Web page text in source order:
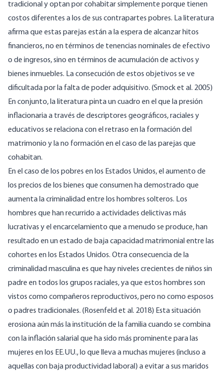
tradicional y optan por cohabitar simplemente porque tienen
costos diferentes a los de sus contrapartes pobres. La literatura
afirma que estas parejas están a la espera de alcanzar hitos
financieros, no en términos de tenencias nominales de efectivo
o de ingresos, sino en términos de acumulación de activos y
bienes inmuebles. La consecución de estos objetivos se ve
dificultada por la falta de poder adquisitivo. (Smock et al. 2005)
En conjunto, la literatura pinta un cuadro en el que la presión
inflacionaria a través de descriptores geográficos, raciales y
educativos se relaciona con el retraso en la formación del
matrimonio y la no formación en el caso de las parejas que
cohabitan.
En el caso de los pobres en los Estados Unidos, el aumento de
los precios de los bienes que consumen ha demostrado que
aumenta la criminalidad entre los hombres solteros. Los
hombres que han recurrido a actividades delictivas más
lucrativas y el encarcelamiento que a menudo se produce, han
resultado en un estado de baja capacidad matrimonial entre las
cohortes en los Estados Unidos. Otra consecuencia de la
criminalidad masculina es que hay niveles crecientes de niños sin
padre en todos los grupos raciales, ya que estos hombres son
vistos como compañeros reproductivos, pero no como esposos
o padres tradicionales. (Rosenfeld et al. 2018) Esta situación
erosiona aún más la institución de la familia cuando se combina
con la inflación salarial que ha sido más prominente para las
mujeres en los EE.UU., lo que lleva a muchas mujeres (incluso a
aquellas con baja productividad laboral) a evitar a sus maridos